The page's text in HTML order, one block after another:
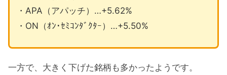
・APA（アパッチ）…+5.62%
・ON（ｵﾝ･ｾﾐｺﾝﾀﾞｸﾀｰ）…+5.50%
一方で、大きく下げた銘柄も多かったようです。